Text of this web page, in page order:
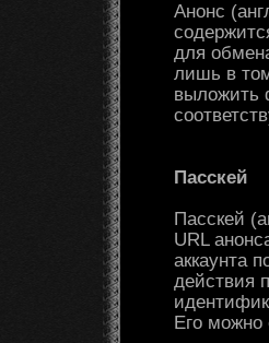
Анонс
для
лишь в
выложить
Пасскей
Пасскей
URL
аккаунта
действия
Его